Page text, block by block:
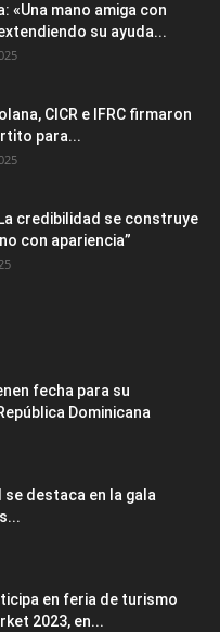
«Una mano amiga con
su ayuda...
CICR e IFRC firmaron
para...
credibilidad se construye
con apariencia”
fecha para su
Dominicana
se destaca en la gala
en feria de turismo
2023, en...